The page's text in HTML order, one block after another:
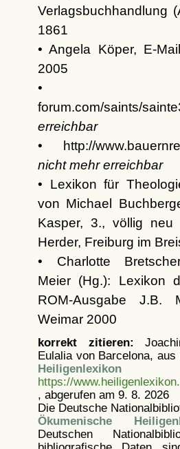
Verlagsbuchhandlung
1861
• Angela Köper, E-
2005
• http://
forum.com/saints/
erreichbar
• http://
nicht mehr erreichbar
• Lexikon für
von Michael
Kasper, 3., völlig
Herder, Freiburg im
• Charlotte
Meier (Hg.): Lexikon
ROM-Ausgabe J.B.
Weimar 2000
korrekt zitieren:
Eulalia von Barcelona, aus
Heiligenlexikon
https://
, abgerufen am 9. 8. 2026
Die Deutsche
Ökumenische
Deutschen